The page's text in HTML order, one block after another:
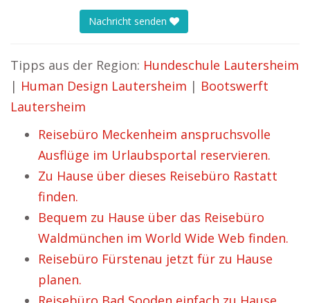
Nachricht senden
Tipps aus der Region: Hundeschule Lautersheim
| Human Design Lautersheim | Bootswerft
Lautersheim
Reisebüro Meckenheim anspruchsvolle
Ausflüge im Urlaubsportal reservieren.
Zu Hause über dieses Reisebüro Rastatt
finden.
Bequem zu Hause über das Reisebüro
Waldmünchen im World Wide Web finden.
Reisebüro Fürstenau jetzt für zu Hause
planen.